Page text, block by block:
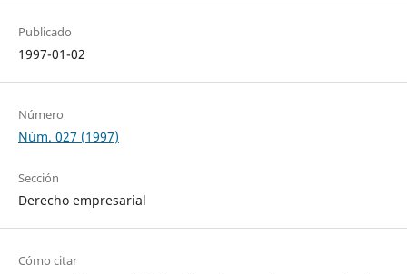
Publicado
1997-01-02
Número
Núm. 027 (1997)
Sección
Derecho empresarial
Cómo citar